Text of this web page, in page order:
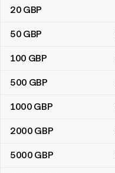
20 GBP
50 GBP
100 GBP
500 GBP
1000 GBP
2000 GBP
5000 GBP